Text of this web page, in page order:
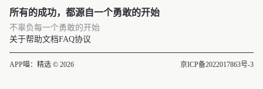
所有的成功，都源自一个勇敢的开始
不辜负每一个勇敢的开始
关于帮助文档FAQ协议
APP喵：精选 © 2026 京ICP备2022017863号-3